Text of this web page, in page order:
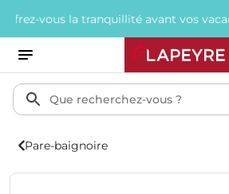
la tranquillité avant vos vacances
Pare-baignoire